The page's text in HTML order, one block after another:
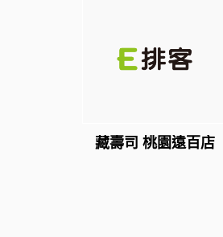
藏壽司 桃園遠百店